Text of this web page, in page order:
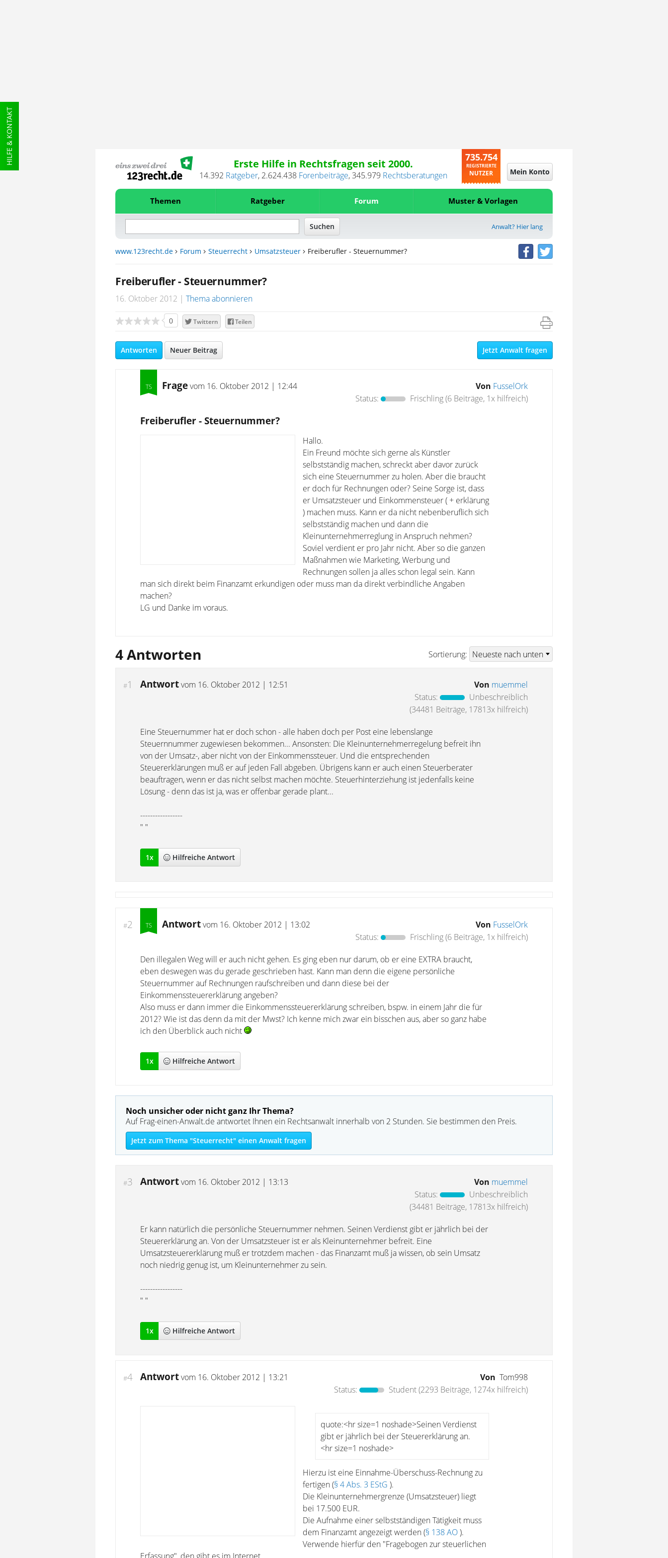
HILFE & KONTAKT Erste Hilfe in Rechtsfragen seit 2000.
14.392 Ratgeber, 2.624.438 Forenbeiträge,345.979 Rechtsberatungen
735.754
REGISTRIERTE
NUTZER Mein Konto
Themen Ratgeber Forum Muster & Vorlagen
Anwalt? Hier lang
www.123recht.de Forum Steuerrecht Umsatzsteuer Freiberufler - Steuernummer?
Freiberufler - Steuernummer?
16. Oktober 2012 Thema abonnieren
0 Twittern Teilen
Antworten Neuer Beitrag Jetzt Anwalt fragen
Fragevom 16. Oktober 2012 | 12:44 Von FusselOrk
Status:
Frischling(6 Beiträge, 1x hilfreich)
Freiberufler - Steuernummer?
Hallo.
Ein Freund möchte sich gerne als Künstler
selbstständig machen, schreckt aber davor zurück
sich eine Steuernummer zu holen. Aber die braucht
er doch für Rechnungen oder? Seine Sorge ist, dass
er Umsatzsteuer und Einkommensteuer ( + erklärung
) machen muss. Kann er da nicht nebenberuflich sich
selbstständig machen und dann die
Kleinunternehmerreglung in Anspruch nehmen?
Soviel verdient er pro Jahr nicht. Aber so die ganzen
Maßnahmen wie Marketing, Werbung und
Rechnungen sollen ja alles schon legal sein. Kann
man sich direkt beim Finanzamt erkundigen oder muss man da direkt verbindliche Angaben
machen?
LG und Danke im voraus.
4 Antworten Sortierung:
#1 Antwortvom 16. Oktober 2012 | 12:51 Von muemmel
Status:
Unbeschreiblich
(34481 Beiträge, 17813x hilfreich)
Eine Steuernummer hat er doch schon - alle haben doch per Post eine lebenslange
Steuernnummer zugewiesen bekommen... Ansonsten: Die Kleinunternehmerregelung befreit ihn
von der Umsatz-, aber nicht von der Einkommenssteuer. Und die entsprechenden
Steuererklärungen muß er auf jeden Fall abgeben. Übrigens kann er auch einen Steuerberater
beauftragen, wenn er das nicht selbst machen möchte. Steuerhinterziehung ist jedenfalls keine
Lösung - denn das ist ja, was er offenbar gerade plant...
-----------------
" "
1x Hilfreiche Antwort
#2 Antwortvom 16. Oktober 2012 | 13:02 Von FusselOrk
Status:
Frischling(6 Beiträge, 1x hilfreich)
Den illegalen Weg will er auch nicht gehen. Es ging eben nur darum, ob er eine EXTRA braucht,
eben deswegen was du gerade geschrieben hast. Kann man denn die eigene persönliche
Steuernummer auf Rechnungen raufschreiben und dann diese bei der
Einkommenssteuererklärung angeben?
Also muss er dann immer die Einkommenssteuererklärung schreiben, bspw. in einem Jahr die für
2012? Wie ist das denn da mit der Mwst? Ich kenne mich zwar ein bisschen aus, aber so ganz habe
ich den Überblick auch nicht
1x Hilfreiche Antwort
Noch unsicher oder nicht ganz Ihr Thema?
Auf Frag-einen-Anwalt.de antwortet Ihnen ein Rechtsanwalt innerhalb von 2 Stunden. Sie bestimmen den Preis.
Jetzt zum Thema "Steuerrecht" einen Anwalt fragen
#3 Antwortvom 16. Oktober 2012 | 13:13 Von muemmel
Status:
Unbeschreiblich
(34481 Beiträge, 17813x hilfreich)
Er kann natürlich die persönliche Steuernummer nehmen. Seinen Verdienst gibt er jährlich bei der
Steuererklärung an. Von der Umsatzsteuer ist er als Kleinunternehmer befreit. Eine
Umsatzsteuererklärung muß er trotzdem machen - das Finanzamt muß ja wissen, ob sein Umsatz
noch niedrig genug ist, um Kleinunternehmer zu sein.
-----------------
" "
1x Hilfreiche Antwort
#4 Antwortvom 16. Oktober 2012 | 13:21 Von Tom998
Status:
Student(2293 Beiträge, 1274x hilfreich)
quote:<hr size=1 noshade>Seinen Verdienst
gibt er jährlich bei der Steuererklärung an.
<hr size=1 noshade>
Hierzu ist eine Einnahme-Überschuss-Rechnung zu
fertigen (§ 4 Abs. 3 EStG ).
Die Kleinunternehmergrenze (Umsatzsteuer) liegt
bei 17.500 EUR.
Die Aufnahme einer selbstständigen Tätigkeit muss
dem Finanzamt angezeigt werden (§ 138 AO).
Verwende hierfür den "Fragebogen zur steuerlichen